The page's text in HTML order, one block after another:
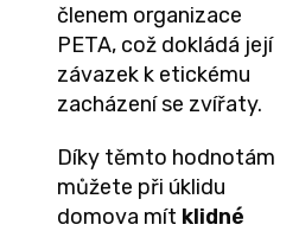
členem organizace
PETA, což dokládá její
závazek k etickému
zacházení se zvířaty.
Díky těmto hodnotám
můžete při úklidu
domova mít klidné